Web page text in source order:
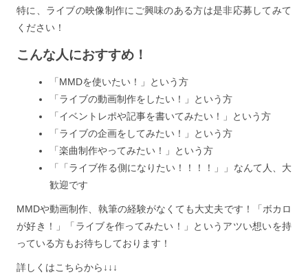
特に、ライブの映像制作にご興味のある方は是非応募してみて
ください！
こんな人におすすめ！
「MMDを使いたい！」という方
「ライブの動画制作をしたい！」という方
「イベントレポや記事を書いてみたい！」という方
「ライブの企画をしてみたい！」という方
「楽曲制作やってみたい！」という方
「「ライブ作る側になりたい！！！！」」なんて人、大
歓迎です
MMDや動画制作、執筆の経験がなくても大丈夫です！「ボカロ
が好き！」「ライブを作ってみたい！」というアツい想いを持
っている方もお待ちしております！
詳しくはこちらから↓↓↓